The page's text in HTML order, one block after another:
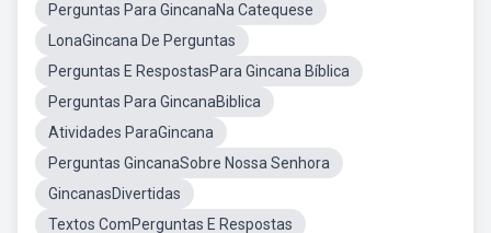
Perguntas Para GincanaNa Catequese
LonaGincana De Perguntas
Perguntas E RespostasPara Gincana Bíblica
Perguntas Para GincanaBiblica
Atividades ParaGincana
Perguntas GincanaSobre Nossa Senhora
GincanasDivertidas
Textos ComPerguntas E Respostas